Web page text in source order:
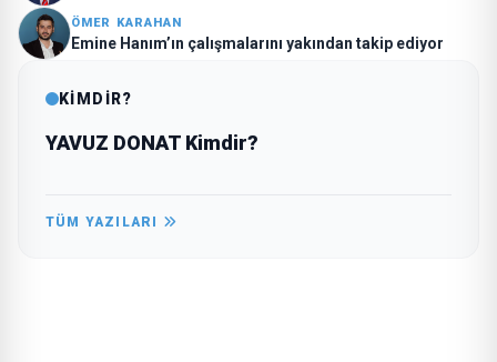
ÖMER KARAHAN
Emine Hanım’ın çalışmalarını yakından takip ediyor
KİMDİR?
YAVUZ DONAT Kimdir?
TÜM YAZILARI